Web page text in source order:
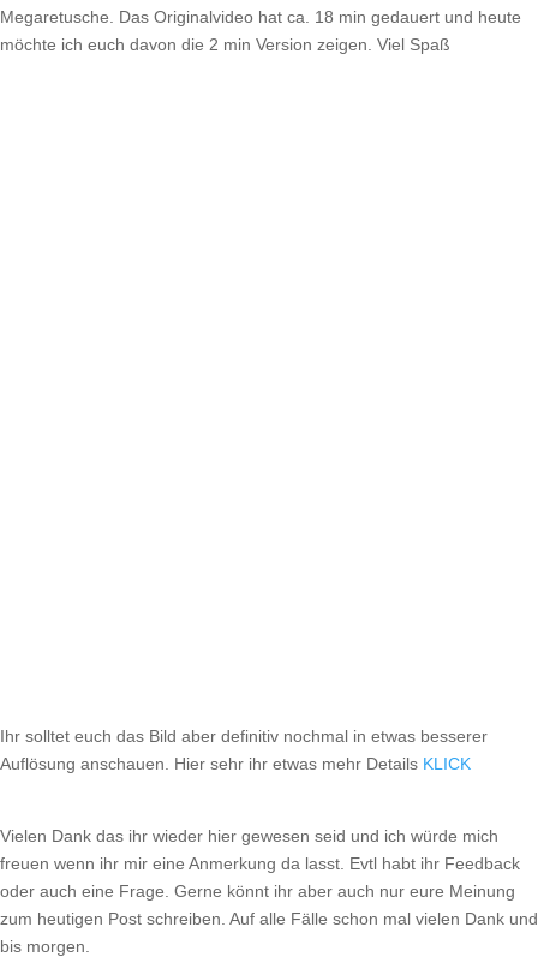
Megaretusche. Das Originalvideo hat ca. 18 min gedauert und heute
möchte ich euch davon die 2 min Version zeigen. Viel Spaß
Ihr solltet euch das Bild aber definitiv nochmal in etwas besserer
Auflösung anschauen. Hier sehr ihr etwas mehr Details KLICK
Vielen Dank das ihr wieder hier gewesen seid und ich würde mich
freuen wenn ihr mir eine Anmerkung da lasst. Evtl habt ihr Feedback
oder auch eine Frage. Gerne könnt ihr aber auch nur eure Meinung
zum heutigen Post schreiben. Auf alle Fälle schon mal vielen Dank und
bis morgen.